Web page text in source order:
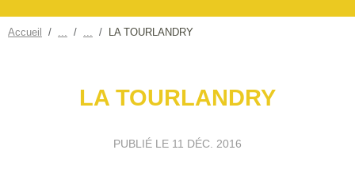
Accueil LA TOURLANDRY
LA TOURLANDRY
PUBLIÉ LE 11 DÉC. 2016